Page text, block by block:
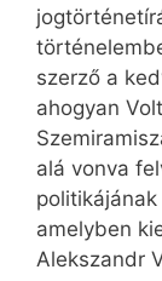
szerző a
ahogyan
alá vonva
amelyben
Alekszandr